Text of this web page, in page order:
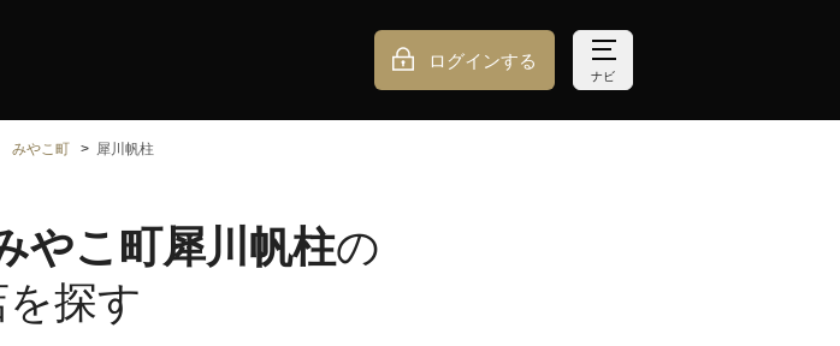
ログインする
ナビ
みやこ町 犀川帆柱
こ町犀川帆柱の
探す